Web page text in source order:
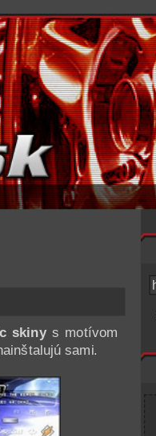
skinys motívom
sami.